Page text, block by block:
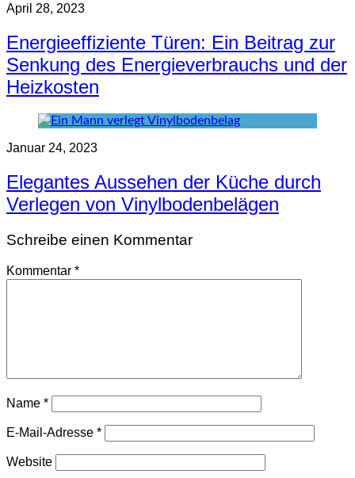
April 28, 2023
Energieeffiziente Türen: Ein Beitrag zur
Senkung des Energieverbrauchs und der
Heizkosten
Januar 24, 2023
Elegantes Aussehen der Küche durch
Verlegen von Vinylbodenbelägen
Schreibe einen Kommentar
Kommentar *
Name *
E-Mail-Adresse *
Website